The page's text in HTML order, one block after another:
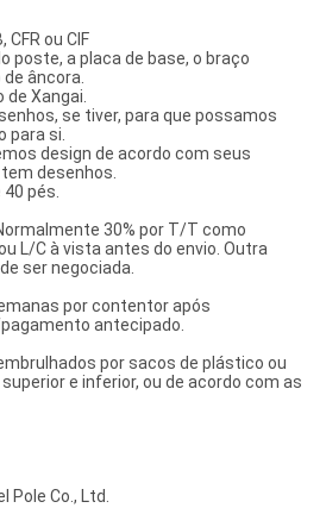
CFR ou CIF
poste, a placa de base, o braço
âncora.
Xangai.
se tiver, para que possamos
para si.
design de acordo com seus
desenhos.
pés.
30% por T/T como
L/C à vista antes do envio. Outra
ser negociada.
por contentor após
antecipado.
por sacos de plástico ou
e inferior, ou de acordo com as
Pole Co., Ltd.